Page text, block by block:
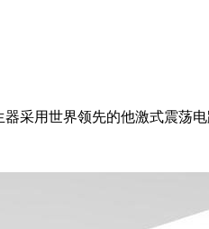
器采用世界领先的他激式震荡